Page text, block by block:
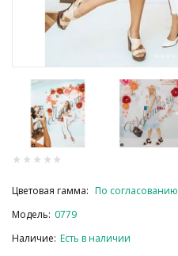
Цветовая гамма: По согласованию
Модель: 0779
Наличие: Есть в наличии